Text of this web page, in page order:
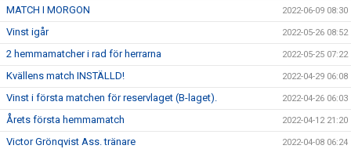
MATCH I MORGON 2022-06-09 08:30
Vinst igår 2022-05-26 08:52
2 hemmamatcher i rad för herrarna 2022-05-25 07:22
Kvällens match INSTÄLLD! 2022-04-29 06:08
Vinst i första matchen för reservlaget (B-laget). 2022-04-26 06:03
Årets första hemmamatch 2022-04-12 21:20
Victor Grönqvist Ass. tränare 2022-04-08 06:24